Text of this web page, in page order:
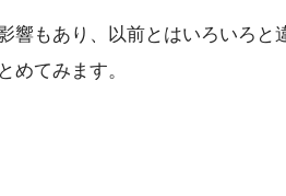
響もあり、以前とはいろいろ
めてみます。